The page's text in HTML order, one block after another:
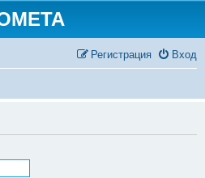
Вход
Регистрация